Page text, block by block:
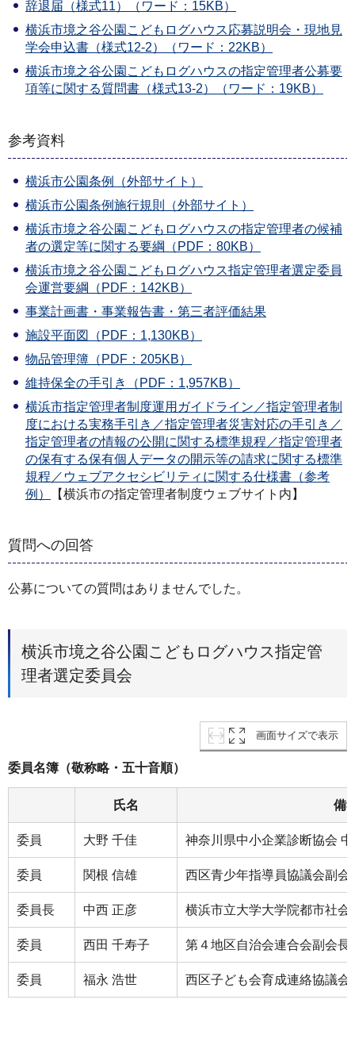
辞退届（様式11）（ワード：15KB）
横浜市境之谷公園こどもログハウス応募説明会・現地見
学会申込書（様式12-2）（ワード：22KB）
横浜市境之谷公園こどもログハウスの指定管理者公募要
項等に関する質問書（様式13-2）（ワード：19KB）
参考資料
横浜市公園条例（外部サイト）
横浜市公園条例施行規則（外部サイト）
横浜市境之谷公園こどもログハウスの指定管理者の候補
者の選定等に関する要綱（PDF：80KB）
横浜市境之谷公園こどもログハウス指定管理者選定委員
会運営要綱（PDF：142KB）
事業計画書・事業報告書・第三者評価結果
施設平面図（PDF：1,130KB）
物品管理簿（PDF：205KB）
維持保全の手引き（PDF：1,957KB）
横浜市指定管理者制度運用ガイドライン／指定管理者制
度における実務手引き／指定管理者災害対応の手引き／
指定管理者の情報の公開に関する標準規程／指定管理者
の保有する保有個人データの開示等の請求に関する標準
規程／ウェブアクセシビリティに関する仕様書（参考
例）
【横浜市の指定管理者制度ウェブサイト内】
質問への回答
公募についての質問はありませんでした。
横浜市境之谷公園こどもログハウス指定管
理者選定委員会
画面サイズで表示
委員名簿（敬称略・五十音順）
氏名 備
委員 大野 千佳 神奈川県中小企業診断協会
委員 関根 信雄 西区青少年指導員協議会副会
委員長 中西 正彦 横浜市立大学大学院都市社会
委員 西田 千寿子 第４地区自治会連合会副会長
委員 福永 浩世 西区子ども会育成連絡協議会